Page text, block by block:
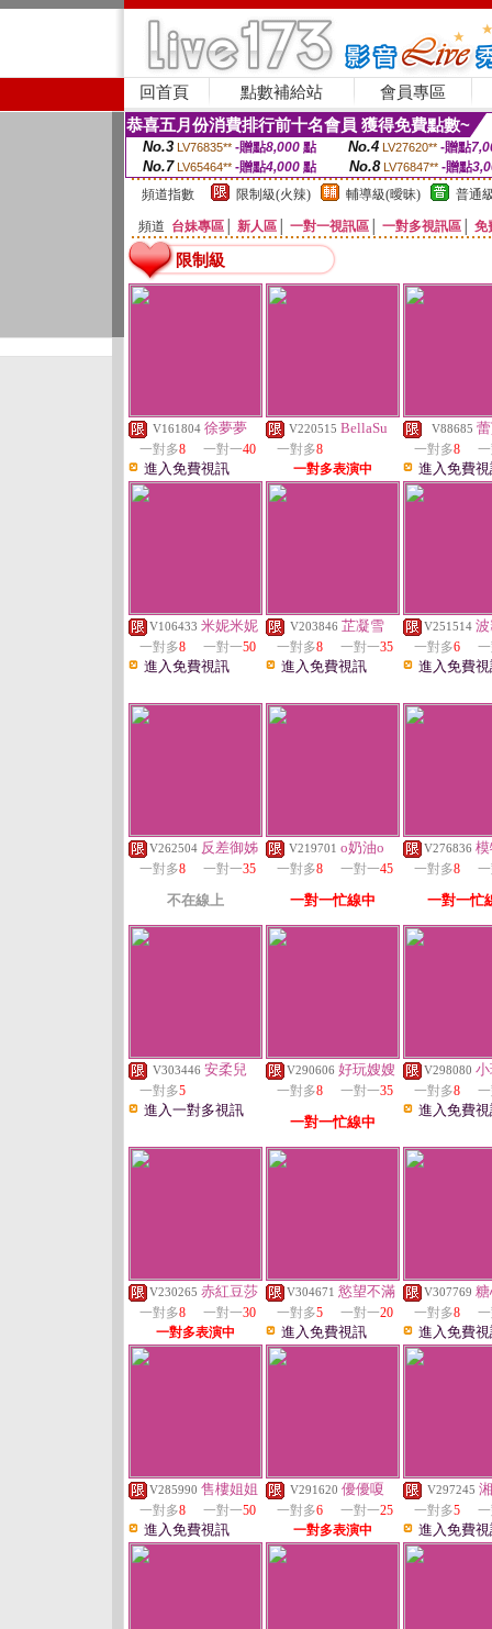
回首頁 點數補給站 會員專區
恭喜五月份消費排行前十名會員 獲得免費點數~
No.3 LV76835** -贈點8,000點 No.4 LV27620** -贈點
No.7 LV65464** -贈點4,000 點 No.8 LV76847** -贈點
頻道指數
限制級(火辣) 輔導級(曖昧) 普通
頻道 台妹專區 新人區 一對一視訊區 一對多視訊區 免
限制級
V161804 徐夢夢
一對多8 一對一40
進入免費視訊
V220515 BellaSu
一對多8
一對多表演中
V88685
一對多8
進入免費
V106433 米妮米妮
一對多8 一對一50
進入免費視訊
V203846 芷凝雪
一對多8 一對一35
進入免費視訊
V251514
一對多6
進入免費
V262504 反差御姊
一對多8 一對一35
不在線上
V219701 o奶油o
一對多8 一對一45
一對一忙線中
V276836
一對多8
一對一忙
V303446 安柔兒
一對多5
進入一對多視訊
V290606 好玩嫂嫂
一對多8 一對一35
一對一忙線中
V298080
一對多8
進入免費
V230265 赤紅豆莎
一對多8 一對一30
一對多表演中
V304671 慾望不滿
一對多5 一對一20
進入免費視訊
V307769
一對多8
進入免費
V285990 售樓姐姐
一對多8 一對一50
進入免費視訊
V291620 優優嗄
一對多6 一對一25
一對多表演中
V297245
一對多5
進入免費